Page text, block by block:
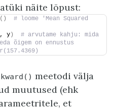
näite lõpust:
()
# loome 'Mean Squared
y )
# arvutame kahju: mida
õigem on ennustus
meetodi välja
muutused (ehk
et